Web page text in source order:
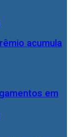
acumula
em